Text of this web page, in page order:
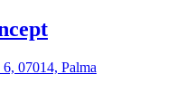
07014, Palma